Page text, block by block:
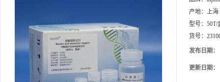
产地： 上海
型号： 50T/
货号：
发布日期：
更新日期：